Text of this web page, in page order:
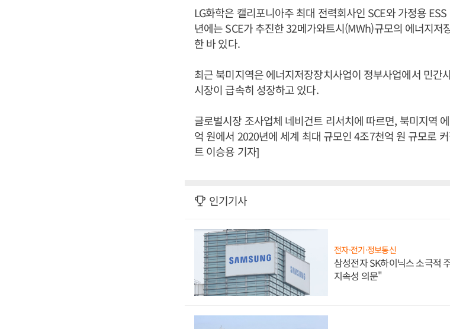
LG화학은 캘리포니아주 최대 전력회사인 SCE와 가정용
년에는 SCE가 추진한 32메가와트시(MWh)규모의 에너지저
한 바 있다.
최근 북미지역은 에너지저장장치사업이 정부사업에서 민간
시장이 급속히 성장하고 있다.
글로벌시장 조사업체 네비건트 리서치에 따르면, 북미지역
억 원에서 2020년에 세계 최대 규모인 4조7천억 원 규모로
트 이승용 기자]
인기기사
전자·전기·정보통신
삼성전자 SK하이닉스 소극적
지속성 의문"